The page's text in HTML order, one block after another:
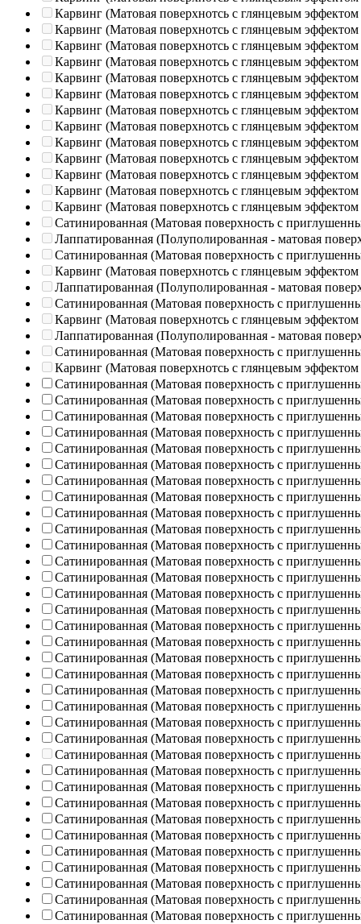
Карвинг (Матовая поверхнотсь с глянцевым эффектом
Карвинг (Матовая поверхнотсь с глянцевым эффектом
Карвинг (Матовая поверхнотсь с глянцевым эффектом
Карвинг (Матовая поверхнотсь с глянцевым эффектом
Карвинг (Матовая поверхнотсь с глянцевым эффектом
Карвинг (Матовая поверхнотсь с глянцевым эффектом
Карвинг (Матовая поверхнотсь с глянцевым эффектом
Карвинг (Матовая поверхнотсь с глянцевым эффектом
Карвинг (Матовая поверхнотсь с глянцевым эффектом
Карвинг (Матовая поверхнотсь с глянцевым эффектом
Карвинг (Матовая поверхнотсь с глянцевым эффектом
Карвинг (Матовая поверхнотсь с глянцевым эффектом
Карвинг (Матовая поверхнотсь с глянцевым эффектом
Сатинированная (Матовая поверхность с
Лаппатированная (Полуполированная - матовая
Сатинированная (Матовая поверхность с
Карвинг (Матовая поверхнотсь с глянцевым эффектом
Лаппатированная (Полуполированная - матовая
Сатинированная (Матовая поверхность с
Карвинг (Матовая поверхнотсь с глянцевым эффектом
Лаппатированная (Полуполированная - матовая
Сатинированная (Матовая поверхность с
Карвинг (Матовая поверхнотсь с глянцевым эффектом
Сатинированная (Матовая поверхность с
Сатинированная (Матовая поверхность с
Сатинированная (Матовая поверхность с
Сатинированная (Матовая поверхность с
Сатинированная (Матовая поверхность с
Сатинированная (Матовая поверхность с
Сатинированная (Матовая поверхность с
Сатинированная (Матовая поверхность с
Сатинированная (Матовая поверхность с
Сатинированная (Матовая поверхность с
Сатинированная (Матовая поверхность с
Сатинированная (Матовая поверхность с
Сатинированная (Матовая поверхность с
Сатинированная (Матовая поверхность с
Сатинированная (Матовая поверхность с
Сатинированная (Матовая поверхность с
Сатинированная (Матовая поверхность с
Сатинированная (Матовая поверхность с
Сатинированная (Матовая поверхность с
Сатинированная (Матовая поверхность с
Сатинированная (Матовая поверхность с
Сатинированная (Матовая поверхность с
Сатинированная (Матовая поверхность с
Сатинированная (Матовая поверхность с
Сатинированная (Матовая поверхность с
Сатинированная (Матовая поверхность с
Сатинированная (Матовая поверхность с
Сатинированная (Матовая поверхность с
Сатинированная (Матовая поверхность с
Сатинированная (Матовая поверхность с
Сатинированная (Матовая поверхность с
Сатинированная (Матовая поверхность с
Сатинированная (Матовая поверхность с
Сатинированная (Матовая поверхность с